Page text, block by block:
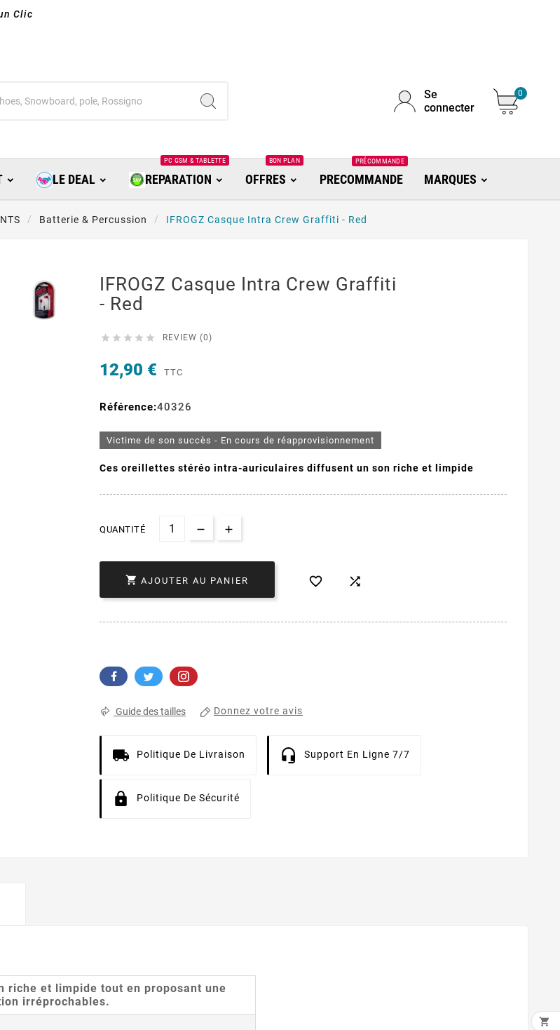
Clic
Se
connecter
0
LE DEAL REPARATION
PC GSM & TABLETTE
OFFRES
BON PLAN
PRECOMMANDE
PRÉCOMMANDE
MARQUES
Batterie & Percussion IFROGZ Casque Intra Crew Graffiti - Red
IFROGZ Casque Intra Crew Graffiti
- Red
     REVIEW (0)
12,90 € TTC
Référence:40326
Victime de son succès - En cours de réapprovisionnement
Ces oreillettes stéréo intra-auriculaires diffusent un son riche et limpide
QUANTITÉ
 AJOUTER AU PANIER  
Guide des tailles Donnez votre avis
Politique De Livraison Support En Ligne 7/7
Politique De Sécurité
et limpide tout en proposant une
irréprochables.
